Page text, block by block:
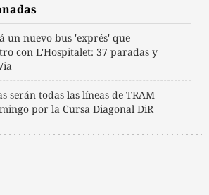
un nuevo bus 'exprés' que
con L'Hospitalet: 37 paradas y
serán todas las líneas de TRAM
por la Cursa Diagonal DiR